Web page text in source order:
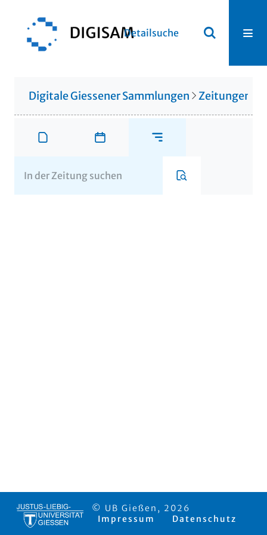
Detailsuche
Digitale Giessener Sammlungen Zeitungen
© UB Gießen, 2026
Impressum
Datenschutz